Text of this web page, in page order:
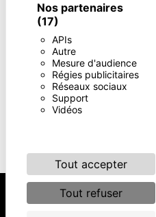
Nos partenaires
(17)
APIs
Autre
Mesure d'audience
Régies publicitaires
Réseaux sociaux
Support
Vidéos
Tout accepter
Tout refuser
** Les données personnelles
fins de vous contacter. Elles sont
traitants. Vous disposez de droits
d’effacement, de portabilité, de
votre consentement à tout
réclamation auprès d’une
le sort de vos données post-
par voie postale ou par courrier
d'identité pourra vous être
pendant la période de prise de
prescription légale aux fins